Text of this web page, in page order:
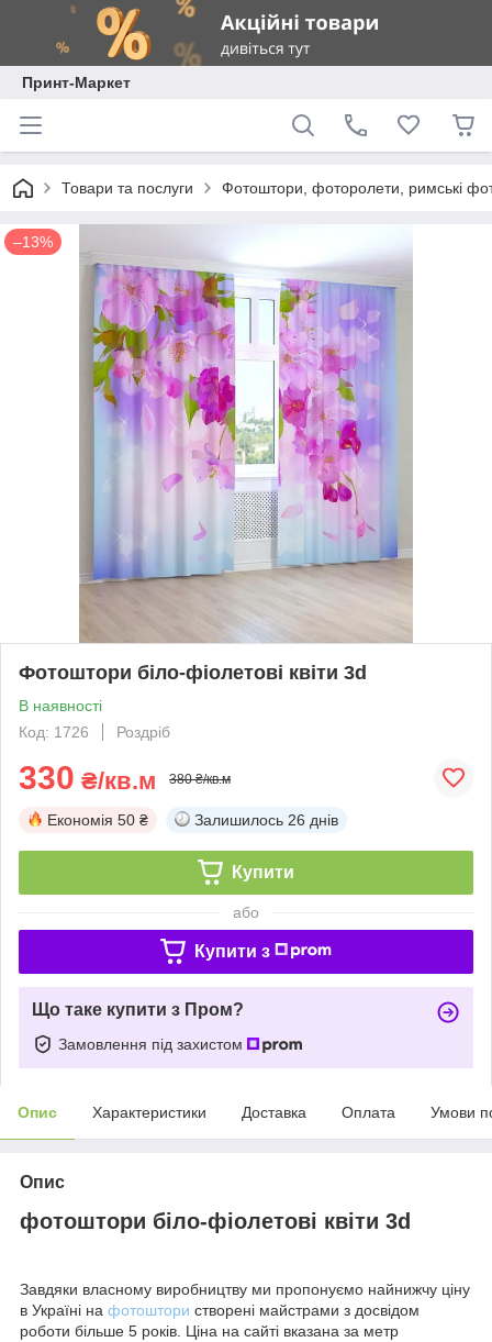
Принт-Маркет
Товари та послуги Фотоштори, фоторолети, римські
–13%
Фотоштори біло-фіолетові квіти 3d
В наявності
Код: 1726
Роздріб
330 ₴/кв.м 380 ₴/кв.м
Економія 50 ₴ Залишилось 26 днів
Купити
або
Купити з
Що таке купити з Пром?
Замовлення під захистом
Опис Характеристики Доставка Оплата Умови
Опис
фотоштори біло-фіолетові квіти 3d
Завдяки власному виробництву ми пропонуємо найнижчу ціну
в Україні на фотоштори створені майстрами з досвідом
роботи більше 5 років. Ціна на сайті вказана за метр